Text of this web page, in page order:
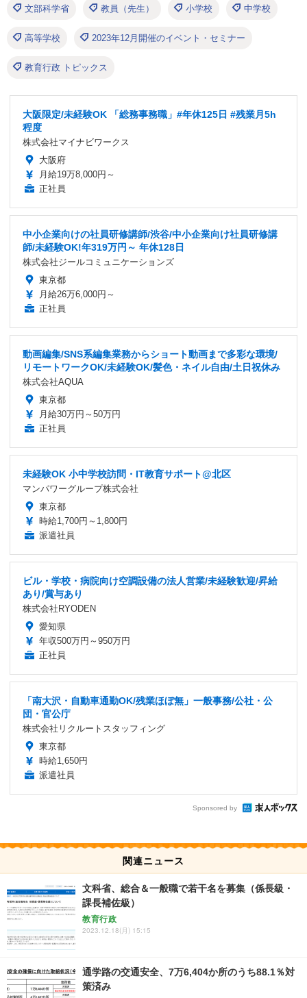
文部科学省 教員（先生） 小学校 中学校
高等学校 2023年12月開催のイベント・セミナー
教育行政 トピックス
大阪限定/未経験OK 「総務事務職」#年休125日 #残業月5h
程度
株式会社マイナビワークス
大阪府
月給19万8,000円～
正社員
中小企業向けの社員研修講師/渋谷/中小企業向け社員研修講
師/未経験OK!年319万円～ 年休128日
株式会社ジールコミュニケーションズ
東京都
月給26万6,000円～
正社員
動画編集/SNS系編集業務からショート動画まで多彩な環境/
リモートワークOK/未経験OK/髪色・ネイル自由/土日祝休み
株式会社AQUA
東京都
月給30万円～50万円
正社員
未経験OK 小中学校訪問・IT教育サポート@北区
マンパワーグループ株式会社
東京都
時給1,700円～1,800円
派遣社員
ビル・学校・病院向け空調設備の法人営業/未経験歓迎/昇給
あり/賞与あり
株式会社RYODEN
愛知県
年収500万円～950万円
正社員
「南大沢・自動車通勤OK/残業ほぼ無」一般事務/公社・公
団・官公庁
株式会社リクルートスタッフィング
東京都
時給1,650円
派遣社員
Sponsored by
関連ニュース
文科省、総合＆一般職で若干名を募集（係長級・
課長補佐級）
教育行政
2023.12.18(月) 15:15
通学路の交通安全、7万6,404か所のうち88.1％対
策済み